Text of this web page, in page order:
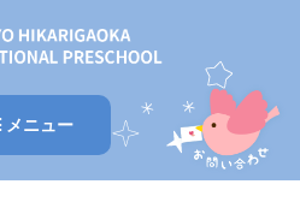
メニュー